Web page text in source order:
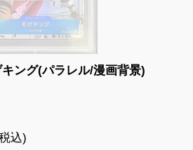
キング(パラレル/漫画背景)
込)